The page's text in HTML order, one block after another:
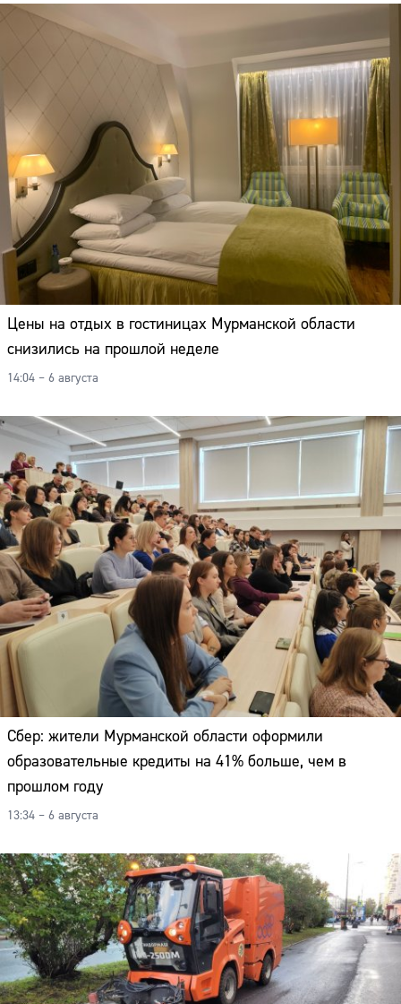
Цены на отдых в гостиницах Мурманской области
снизились на прошлой неделе
14:04 – 6 августа
Сбер: жители Мурманской области оформили
образовательные кредиты на 41% больше, чем в
прошлом году
13:34 – 6 августа